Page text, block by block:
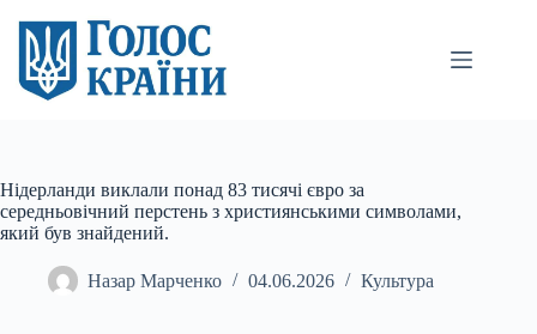
вмісту
Нідерланди виклали понад 83 тисячі євро за
середньовічний перстень з християнськими символами,
який був знайдений.
Назар Марченко 04.06.2026 Культура